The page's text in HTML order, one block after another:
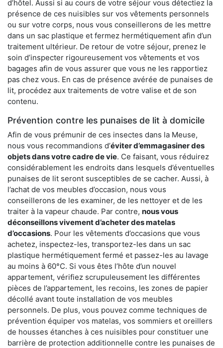
d’hôtel. Aussi si au cours de votre séjour vous détectiez la
présence de ces nuisibles sur vos vêtements personnels
ou sur votre corps, nous vous conseillerons de les mettre
dans un sac plastique et fermez hermétiquement afin d’un
traitement ultérieur. De retour de votre séjour, prenez le
soin d’inspecter rigoureusement vos vêtements et vos
bagages afin de vous assurer que vous ne les rapportiez
pas chez vous. En cas de présence avérée de punaises de
lit, procédez aux traitements de votre valise et de son
contenu.
Prévention contre les punaises de lit à domicile
Afin de vous prémunir de ces insectes dans la Meuse,
nous vous recommandions d’éviter d’emmagasiner des
objets dans votre cadre de vie. Ce faisant, vous réduirez
considérablement les endroits dans lesquels d’éventuelles
punaises de lit seront susceptibles de se cacher. Aussi, à
l’achat de vos meubles d’occasion, nous vous
conseillerons de les examiner, de les nettoyer et de les
traiter à la vapeur chaude. Par contre, nous vous
déconseillons vivement d’acheter des matelas
d’occasions. Pour les vêtements d’occasions que vous
achetez, inspectez-les, transportez-les dans un sac
plastique hermétiquement fermé et passez-les au lavage
au moins à 60°C. Si vous êtes l’hôte d’un nouvel
appartement, vérifiez scrupuleusement les différentes
pièces de l’appartement, les recoins, les zones de papier
décollé avant toute installation de vos meubles
personnels. De plus, vous pouvez comme techniques de
prévention équiper vos matelas, vos sommiers et oreillers
de housses étanches à ces nuisibles pour constituer une
barrière de protection additionnelle contre les punaises de